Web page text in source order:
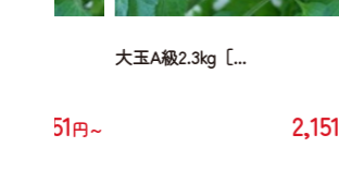
2,151円～
大玉A級2.3kg［...
2,151